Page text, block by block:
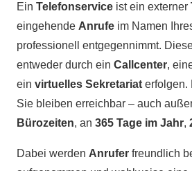
Ein Telefonservice ist ein externer
eingehende Anrufe im Namen
professionell entgegennimmt.
entweder durch ein Callcenter,
ein virtuelles Sekretariat erfolgen.
Sie bleiben erreichbar – auch
Bürozeiten, an 365 Tage im Jahr,
Dabei werden Anrufer freundlich